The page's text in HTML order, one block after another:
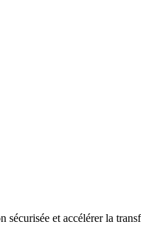
et accélérer la